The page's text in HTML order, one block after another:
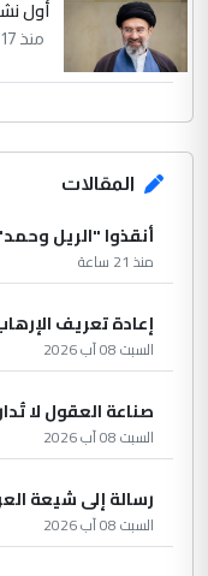
أول
منذ 17 ساعة
المقالات
أنقذوا "الريل
منذ 21 ساعة
إعادة تعريف
السبت 08 آب 2026
صناعة العقول لا
السبت 08 آب 2026
رسالة إلى شيعة
السبت 08 آب 2026